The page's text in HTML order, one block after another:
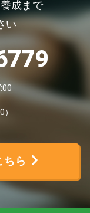
成まで
い
ら